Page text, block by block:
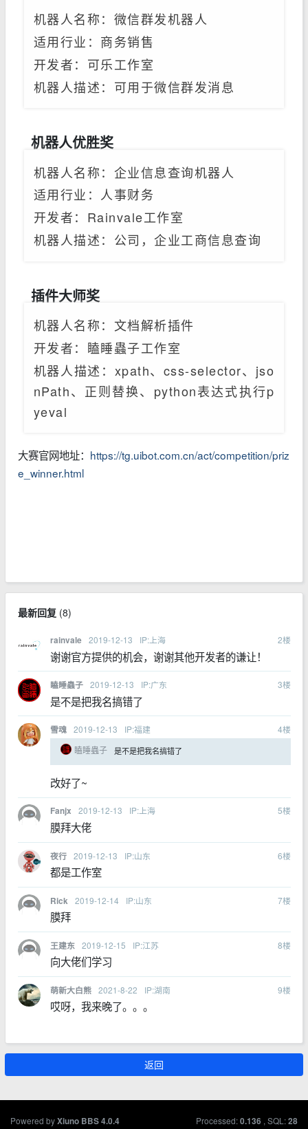
机器人名称：微信群发机器人
适用行业：商务销售
开发者：可乐工作室
机器人描述：可用于微信群发消息
机器人优胜奖
机器人名称：企业信息查询机器人
适用行业：人事财务
开发者：Rainvale工作室
机器人描述：公司，企业工商信息查询
插件大师奖
机器人名称：文档解析插件
开发者：瞌睡蟲子工作室
机器人描述：xpath、css-selector、jso
nPath、正则替换、python表达式执行p
yeval
大赛官网地址： https://tg.uibot.com.cn/act/competition/priz
e_winner.html
最新回复(8)
rainvale 2019-12-13 IP:上海 2楼
谢谢官方提供的机会，谢谢其他开发者的谦让！
瞌睡蟲子 2019-12-13 IP:广东 3楼
是不是把我名搞错了
雪魂 2019-12-13 IP:福建 4楼
瞌睡蟲子
是不是把我名搞错了
改好了~
Fanjx 2019-12-13 IP:上海 5楼
膜拜大佬
夜行 2019-12-13 IP:山东 6楼
都是工作室
Rick 2019-12-14 IP:山东 7楼
膜拜
王建东 2019-12-15 IP:江苏 8楼
向大佬们学习
萌新大白熊 2021-8-22 IP:湖南 9楼
哎呀，我来晚了。。。
返回
Powered byXiuno BBS4.0.4
Processed:0.136 , SQL:28